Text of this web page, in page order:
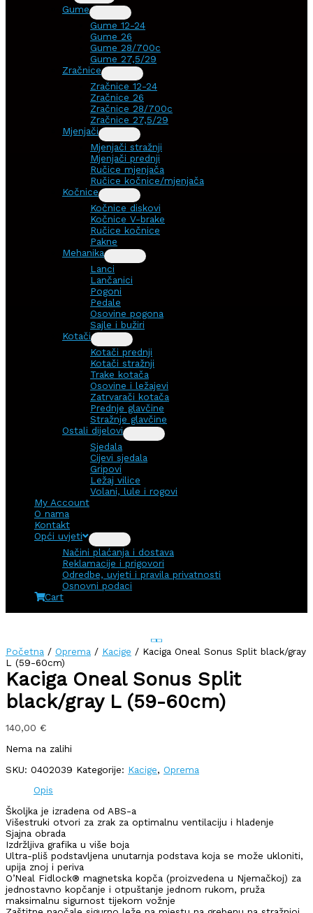
Gume
Gume 12-24
Gume 26
Gume 28/700c
Gume 27,5/29
Zračnice
Zračnice 12-24
Zračnice 26
Zračnice 28/700c
Zračnice 27,5/29
Mjenjači
Mjenjači stražnji
Mjenjači prednji
Ručice mjenjača
Ručice kočnice/mjenjača
Kočnice
Kočnice diskovi
Kočnice V-brake
Ručice kočnice
Pakne
Mehanika
Lanci
Lančanici
Pogoni
Pedale
Osovine pogona
Sajle i bužiri
Kotači
Kotači prednji
Kotači stražnji
Trake kotača
Osovine i ležajevi
Zatrvarači kotača
Prednje glavčine
Stražnje glavčine
Ostali dijelovi
Sjedala
Cijevi sjedala
Gripovi
Ležaj vilice
Volani, lule i rogovi
My Account
O nama
Kontakt
Opći uvjeti
Načini plaćanja i dostava
Reklamacije i prigovori
Odredbe, uvjeti i pravila privatnosti
Osnovni podaci
Cart
Početna / Oprema / Kacige / Kaciga Oneal Sonus Split black/gray
L (59-60cm)
Kaciga Oneal Sonus Split
black/gray L (59-60cm)
140,00 €
Nema na zalihi
SKU: 0402039 Kategorije: Kacige, Oprema
Opis
Školjka je izradena od ABS-a
Višestruki otvori za zrak za optimalnu ventilaciju i hladenje
Sjajna obrada
Izdržljiva grafika u više boja
Ultra-pliš podstavljena unutarnja podstava koja se može ukloniti,
upija znoj i periva
O’Neal Fidlock® magnetska kopča (proizvedena u Njemačkoj) za
jednostavno kopčanje i otpuštanje jednom rukom, pruža
maksimalnu sigurnost tijekom vožnje